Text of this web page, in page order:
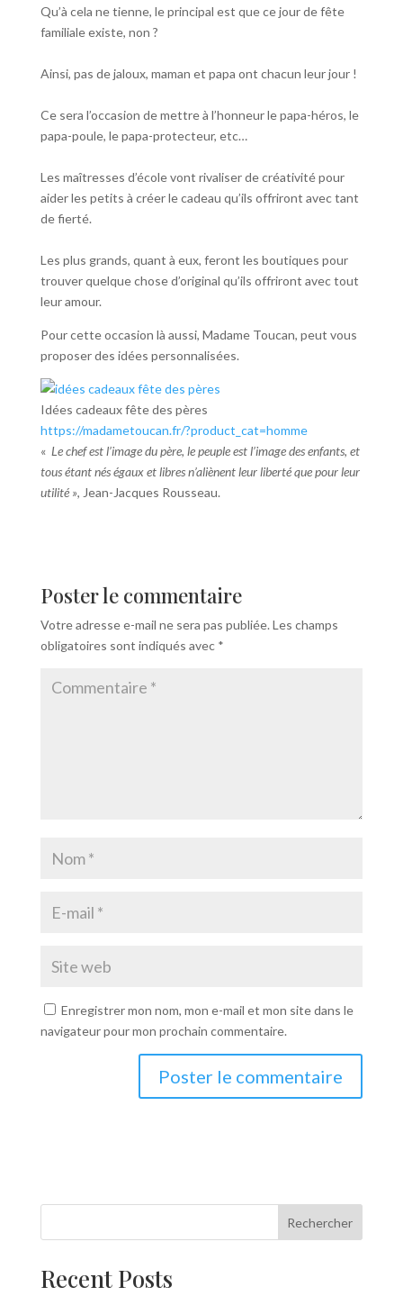
Qu’à cela ne tienne, le principal est que ce jour de fête
familiale existe, non ?
Ainsi, pas de jaloux, maman et papa ont chacun leur jour !
Ce sera l’occasion de mettre à l’honneur le papa-héros, le
papa-poule, le papa-protecteur, etc…
Les maîtresses d’école vont rivaliser de créativité pour
aider les petits à créer le cadeau qu’ils offriront avec tant
de fierté.
Les plus grands, quant à eux, feront les boutiques pour
trouver quelque chose d’original qu’ils offriront avec tout
leur amour.
Pour cette occasion là aussi, Madame Toucan, peut vous
proposer des idées personnalisées.
Idées cadeaux fête des pères
https://madametoucan.fr/?product_cat=homme
« Le chef est l’image du père, le peuple est l’image des enfants, et
tous étant nés égaux et libres n’aliènent leur liberté que pour leur
utilité », Jean-Jacques Rousseau.
Poster le commentaire
Votre adresse e-mail ne sera pas publiée. Les champs
obligatoires sont indiqués avec *
Enregistrer mon nom, mon e-mail et mon site dans le
navigateur pour mon prochain commentaire.
Rechercher
Recent Posts